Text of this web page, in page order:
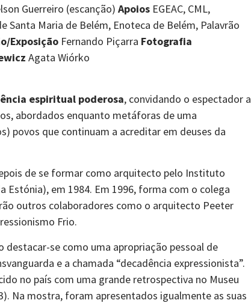
Guerreiro (escanção) Apoios EGEAC, CML,
Santa Maria de Belém, Enoteca de Belém, Palavrão
Exposição Fernando Piçarra Fotografia
Agata Wiórko
espiritual poderosa, convidando o espectador a
abordados enquanto metáforas de uma
povos que continuam a acreditar em deuses da
de se formar como arquitecto pelo Instituto
Estónia), em 1984. Em 1996, forma com o colega
outros colaboradores como o arquitecto Peeter
Frio.
se como uma apropriação pessoal de
e a chamada “decadência expressionista”.
no país com uma grande retrospectiva no Museu
Na mostra, foram apresentados igualmente as suas